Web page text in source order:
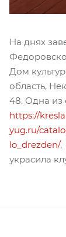
На днях
Дом
область,
48. Одна из
https://
yug.ru/
lo_drezden/,
украсила